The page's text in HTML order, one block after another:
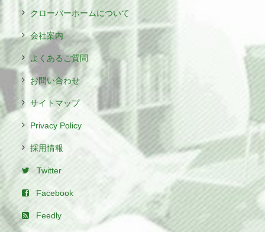
クローバーホームについて
会社案内
よくあるご質問
お問い合わせ
サイトマップ
Privacy Policy
採用情報
Twitter
Facebook
Feedly